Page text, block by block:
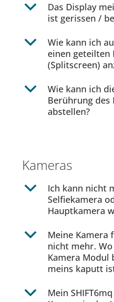
b
Das Display
ist gerissen /
b
Wie kann ich
einen geteilten
(Splitscreen)
b
Wie kann ich
Berührung des
abstellen?
Kameras
b
Ich kann nicht
Selfiekamera
Hauptkamera
b
Meine Kamera
nicht mehr.
Kamera Modul
meins kaputt
b
Mein